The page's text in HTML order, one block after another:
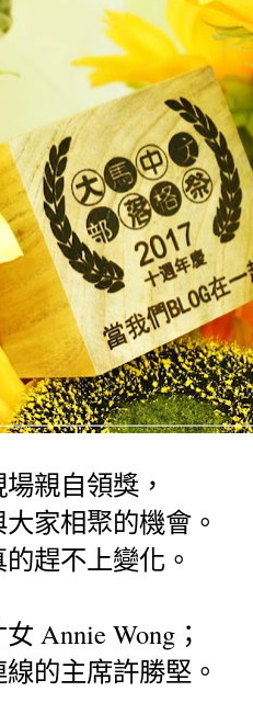
親自領獎，
家相聚的機會。
趕不上變化。
Annie Wong；
的主席許勝堅。